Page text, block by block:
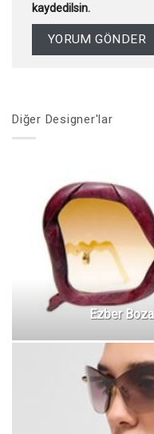
kaydedilsin.
Diğer Designer'lar
Ezber